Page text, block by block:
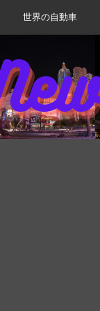
世界の自動車